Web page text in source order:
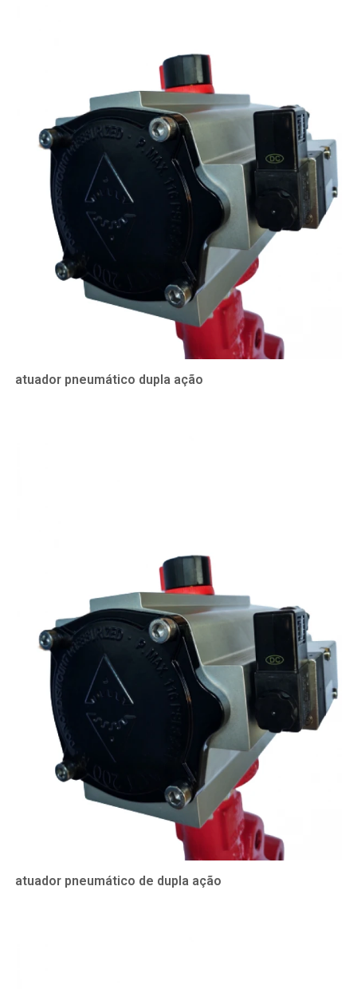
atuador pneumático dupla ação
atuador pneumático de dupla ação